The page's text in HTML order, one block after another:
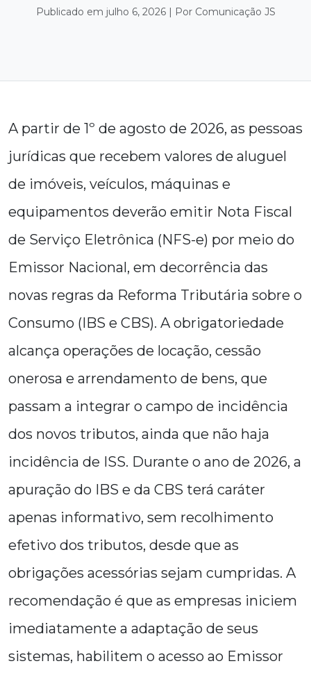
Publicado em julho 6, 2026 | Por Comunicação JS
A partir de 1º de agosto de 2026, as pessoas
jurídicas que recebem valores de aluguel
de imóveis, veículos, máquinas e
equipamentos deverão emitir Nota Fiscal
de Serviço Eletrônica (NFS-e) por meio do
Emissor Nacional, em decorrência das
novas regras da Reforma Tributária sobre o
Consumo (IBS e CBS). A obrigatoriedade
alcança operações de locação, cessão
onerosa e arrendamento de bens, que
passam a integrar o campo de incidência
dos novos tributos, ainda que não haja
incidência de ISS. Durante o ano de 2026, a
apuração do IBS e da CBS terá caráter
apenas informativo, sem recolhimento
efetivo dos tributos, desde que as
obrigações acessórias sejam cumpridas. A
recomendação é que as empresas iniciem
imediatamente a adaptação de seus
sistemas, habilitem o acesso ao Emissor